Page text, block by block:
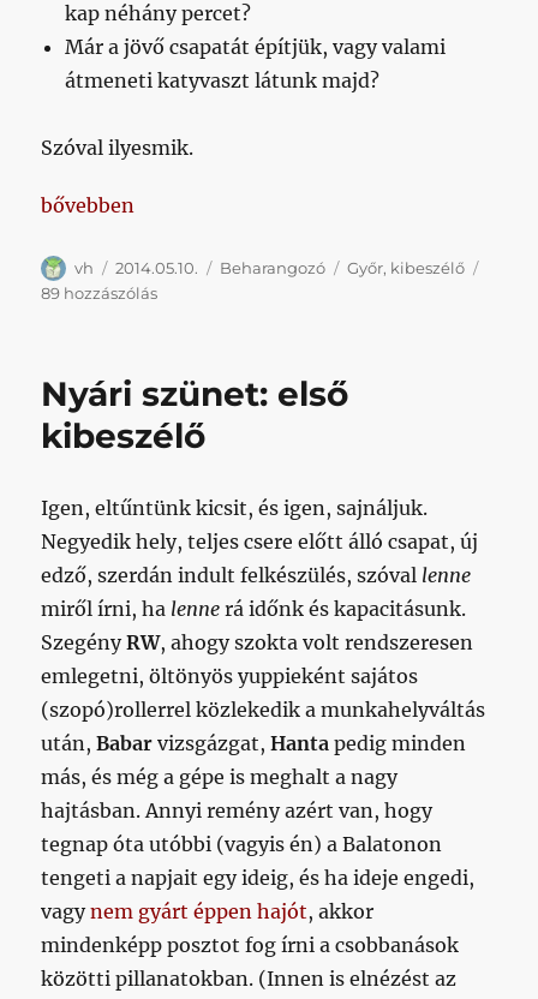
kap néhány percet?
Már a jövő csapatát építjük, vagy valami
átmeneti katyvaszt látunk majd?
Szóval ilyesmik.
„Kibeszélő Győrre”
bővebben
Szerző
vh Közzétéve
2014.05.10. Kategória
Beharangozó Címke
Győr, kibeszélő
89 hozzászólásKibeszélő
Nyári szünet: első
kibeszélő
Igen, eltűntünk kicsit, és igen, sajnáljuk.
Negyedik hely, teljes csere előtt álló csapat, új
edző, szerdán indult felkészülés, szóval lenne
miről írni, ha lenne rá időnk és kapacitásunk.
SzegényRW, ahogy szokta volt rendszeresen
emlegetni, öltönyös yuppieként sajátos
(szopó)rollerrel közlekedik a munkahelyváltás
után,Babar vizsgázgat,Hanta pedig minden
más, és még a gépe is meghalt a nagy
hajtásban. Annyi remény azért van, hogy
tegnap óta utóbbi (vagyis én) a Balatonon
tengeti a napjait egy ideig, és ha ideje engedi,
vagynem gyárt éppen hajót, akkor
mindenképp posztot fog írni a csobbanások
közötti pillanatokban. (Innen is elnézést az